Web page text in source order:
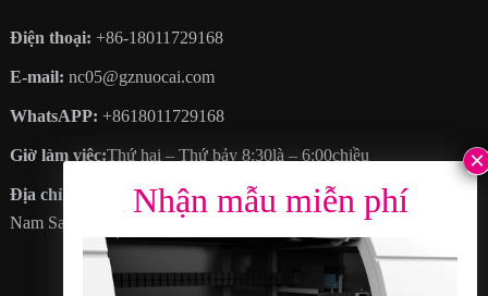
Điện thoại: +86-18011729168
E-mail: nc05@gznuocai.com
WhatsAPP: +8618011729168
Giờ làm việc:Thứ hai – Thứ bảy 8:30là – 6:00chiều
Địa chỉ: KHÔNG. 28, Đại lộ Hạo Cương, Thêm thị trấn, Quận
Nam Sa, thành phố Quảng Châu, Tỉnh Quảng Đông